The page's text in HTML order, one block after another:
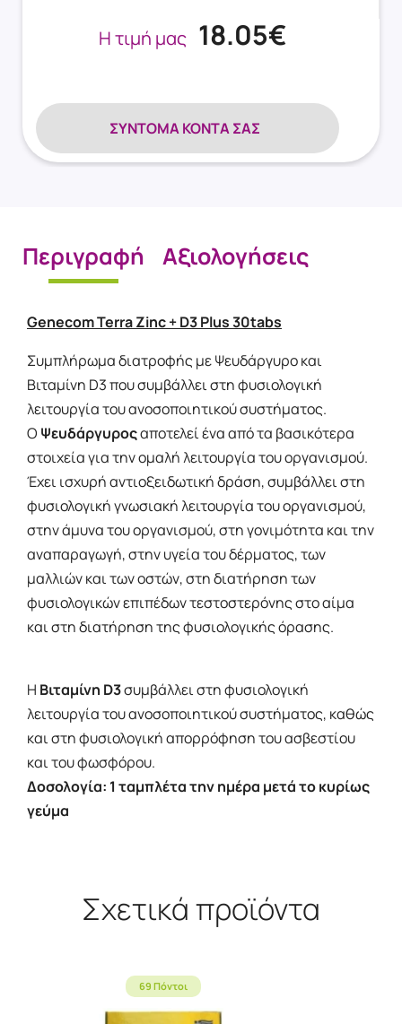
Η τιμή μας 18.05€
ΣΎΝΤΟΜΑ ΚΟΝΤΆ ΣΑΣ
Περιγραφή Αξιολογήσεις
Genecom Terra Zinc + D3 Plus 30tabs
Συμπλήρωμα διατροφής με Ψευδάργυρο και
Βιταμίνη D3 που συμβάλλει στη φυσιολογική
λειτουργία του ανοσοποιητικού συστήματος.
Ο Ψευδάργυροςαποτελεί ένα από τα βασικότερα
στοιχεία για την ομαλή λειτουργία του οργανισμού.
Έχει ισχυρή αντιοξειδωτική δράση, συμβάλλει στη
φυσιολογική γνωσιακή λειτουργία του οργανισμού,
στην άμυνα του οργανισμού, στη γονιμότητα και την
αναπαραγωγή, στην υγεία του δέρματος, των
μαλλιών και των οστών, στη διατήρηση των
φυσιολογικών επιπέδων τεστοστερόνης στο αίμα
και στη διατήρηση της φυσιολογικής όρασης.
Η Βιταμίνη D3συμβάλλει στη φυσιολογική
λειτουργία του ανοσοποιητικού συστήματος, καθώς
και στη φυσιολογική απορρόφηση του ασβεστίου
και του φωσφόρου.
Δοσολογία: 1 ταμπλέτα την ημέρα μετά το κυρίως
γεύμα
Σχετικά προϊόντα
69 Πόντοι